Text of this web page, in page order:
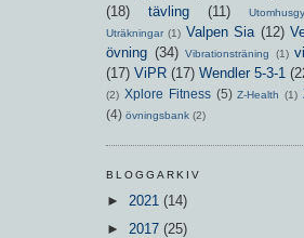
(18)
tävling (11)
Uträkningar (1) Valpen Sia (12)
övning (34) Vibrationsträning (1)
(17) ViPR (17) Wendler 5-3-1
(2) Xplore Fitness (5) Z-Health (1)
(4) övningsbank (2)
BLOGGARKIV
► 2021 (14)
► 2017 (25)